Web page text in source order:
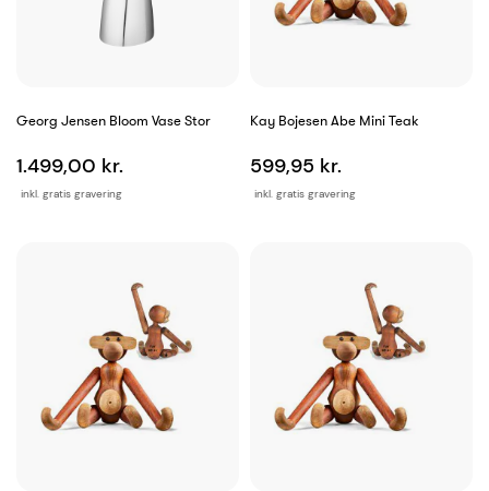
Georg Jensen Bloom Vase Stor
inkl. gratis gravering
1.499,00 kr.
Kay Bojesen Abe Mini Teak
inkl. gratis gravering
599,95 kr.